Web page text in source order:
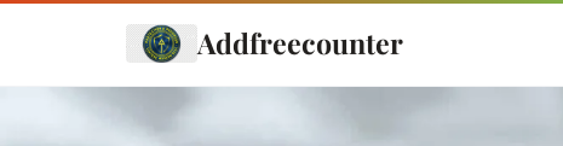
Addfreecounter